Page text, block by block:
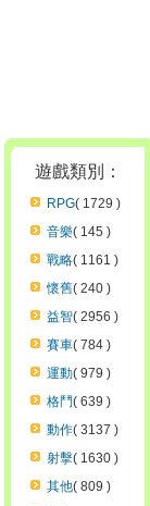
遊戲類別：
RPG( 1729 )
音樂( 145 )
戰略( 1161 )
懷舊( 240 )
益智( 2956 )
賽車( 784 )
運動( 979 )
格鬥( 639 )
動作( 3137 )
射擊( 1630 )
其他( 809 )